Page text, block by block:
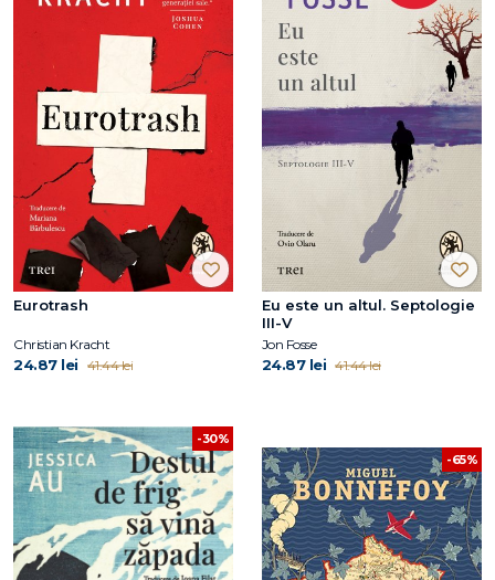
Eurotrash
Christian Kracht
24.87 lei 41.44 lei
Eu este un altul. Septologie
III-V
Jon Fosse
24.87 lei 41.44 lei
-30%
-65%